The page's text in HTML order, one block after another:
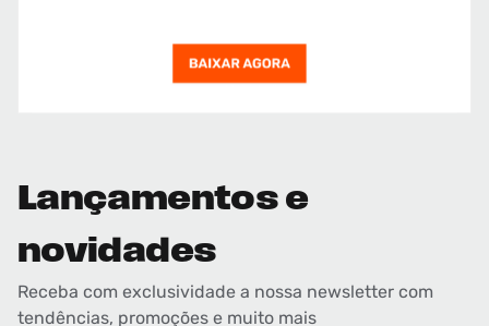
Lançamentos e
novidades
Receba com exclusividade a nossa newsletter com
tendências, promoções e muito mais